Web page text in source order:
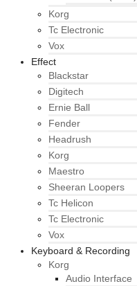
Korg
Tc Electronic
Vox
Effect
Blackstar
Digitech
Ernie Ball
Fender
Headrush
Korg
Maestro
Sheeran Loopers
Tc Helicon
Tc Electronic
Vox
Keyboard & Recording
Korg
Audio Interface